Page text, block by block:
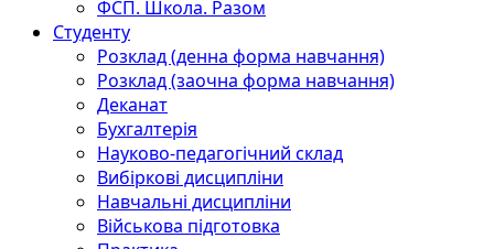
ФСП. Школа. Разом
Студенту
Розклад (денна форма навчання)
Розклад (заочна форма навчання)
Деканат
Бухгалтерія
Науково-педагогічний склад
Вибіркові дисципліни
Навчальні дисципліни
Військова підготовка